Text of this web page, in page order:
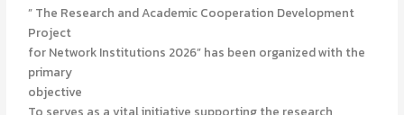
” The Research and Academic Cooperation Development
Project
for Network Institutions 2026” has been organized with the
primary
objective
To serves as a vital initiative supporting the research